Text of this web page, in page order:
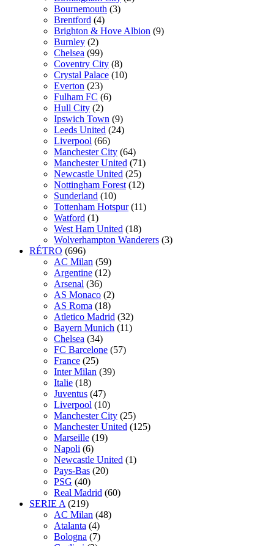
Bournemouth (3)
Brentford (4)
Brighton & Hove Albion (9)
Burnley (2)
Chelsea (99)
Coventry City (8)
Crystal Palace (10)
Everton (23)
Fulham FC (6)
Hull City (2)
Ipswich Town (9)
Leeds United (24)
Liverpool (66)
Manchester City (64)
Manchester United (71)
Newcastle United (25)
Nottingham Forest (12)
Sunderland (10)
Tottenham Hotspur (11)
Watford (1)
West Ham United (18)
Wolverhampton Wanderers (3)
RÉTRO (696)
AC Milan (59)
Argentine (12)
Arsenal (36)
AS Monaco (2)
AS Roma (18)
Atletico Madrid (32)
Bayern Munich (11)
Chelsea (34)
FC Barcelone (57)
France (25)
Inter Milan (39)
Italie (18)
Juventus (47)
Liverpool (10)
Manchester City (25)
Manchester United (125)
Marseille (19)
Napoli (6)
Newcastle United (1)
Pays-Bas (20)
PSG (40)
Real Madrid (60)
SERIE A (219)
AC Milan (48)
Atalanta (4)
Bologna (7)